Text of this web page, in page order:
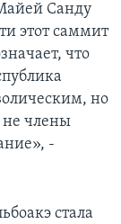
Санду
этот саммит
что
но
члены
-
стала